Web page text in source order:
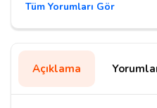
Tüm Yorumları Gör
Açıklama